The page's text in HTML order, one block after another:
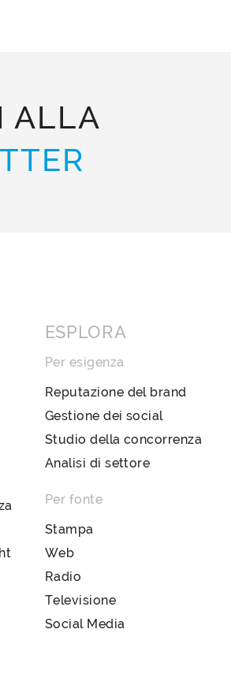
ALLA
ESPLORA
Per esigenza
Reputazione del brand
Gestione dei social
Studio della concorrenza
Analisi di settore
Per fonte
Stampa
Web
Radio
Televisione
Social Media